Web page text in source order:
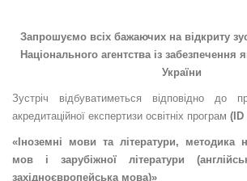
Запрошуємо всіх бажаючих на відкриту
Національного агентства із забезпечення
України
Зустріч відбуватиметься відповідно до
акредитаційної експертизи освітніх програм ( ID
«Іноземні мови та літератури, методика
мов і зарубіжної літератури
західноєвропейська мова)»